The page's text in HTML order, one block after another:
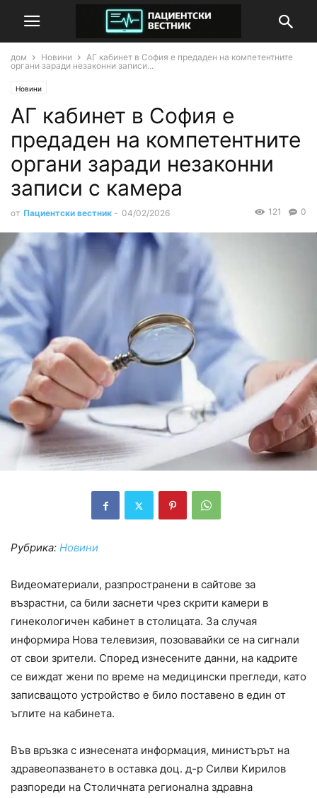
дом Новини
АГ кабинет в София е предаден на компетентните
органи заради незаконни записи...
Новини
АГ кабинет в София е
предаден на компетентните
органи заради незаконни
записи с камера
от Пациентски вестник - 04/02/2026 0
121
Рубрика: Новини
Видеоматериали, разпространени в сайтове за
възрастни, са били заснети чрез скрити камери в
гинекологичен кабинет в столицата. За случая
информира Нова телевизия, позовавайки се на сигнали
от свои зрители. Според изнесените данни, на кадрите
се виждат жени по време на медицински прегледи, като
записващото устройство е било поставено в един от
ъглите на кабинета.
Във връзка с изнесената информация, министърът на
здравеопазването в оставка доц. д-р Силви Кирилов
разпореди на Столичната регионална здравна